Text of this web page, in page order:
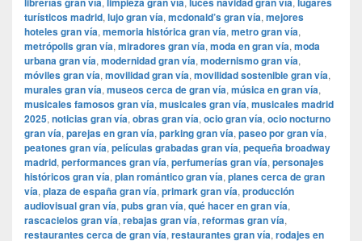
turísticos madrid, lujo gran vía, mcdonald’s gran vía, mejores
hoteles gran vía, memoria histórica gran vía, metro gran vía,
metrópolis gran vía, miradores gran vía, moda en gran vía, moda
urbana gran vía, modernidad gran vía, modernismo gran vía,
móviles gran vía, movilidad gran vía, movilidad sostenible gran vía,
murales gran vía, museos cerca de gran vía, música en gran vía,
musicales famosos gran vía, musicales gran vía, musicales madrid
2025, noticias gran vía, obras gran vía, ocio gran vía, ocio nocturno
gran vía, parejas en gran vía, parking gran vía, paseo por gran vía,
peatones gran vía, películas grabadas gran vía, pequeña broadway
madrid, performances gran vía, perfumerías gran vía, personajes
históricos gran vía, plan romántico gran vía, planes cerca de gran
vía, plaza de españa gran vía, primark gran vía, producción
audiovisual gran vía, pubs gran vía, qué hacer en gran vía,
rascacielos gran vía, rebajas gran vía, reformas gran vía,
restaurantes cerca de gran vía, restaurantes gran vía, rodajes en